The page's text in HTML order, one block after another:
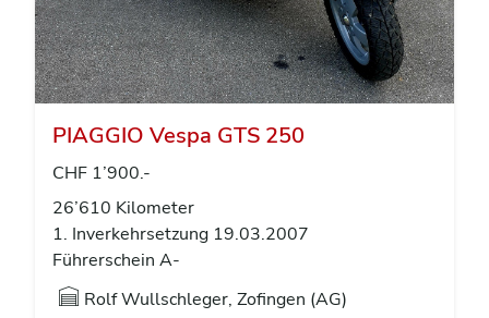
PIAGGIO Vespa GTS 250
CHF 1’900.-
26’610 Kilometer
1. Inverkehrsetzung 19.03.2007
Führerschein A-
Rolf Wullschleger, Zofingen (AG)